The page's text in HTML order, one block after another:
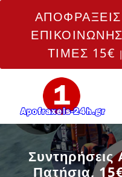
ΤΙΜΕΣ 15€ |
Πατήσια,